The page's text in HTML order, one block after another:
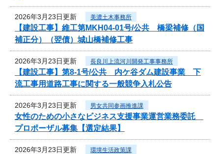
2026年3月23日更新 美濃土木事務所
【建設工事】維工第MKH04-01号/公共 橋梁補修（国
補正分）（翌債）城山橋補修工事
2026年3月23日更新 長良川上流河川開発工事事務所
【建設工事】第8-1号/公共 内ケ谷ダム建設事業 下
流工事用道路工事に関する一般競争入札公告
2026年3月23日更新 男女共同参画推進課
女性のための小さなビジネス支援事業運営業務委託
プロポーザル募集【選定結果】
2026年3月23日更新 環境生活政策課